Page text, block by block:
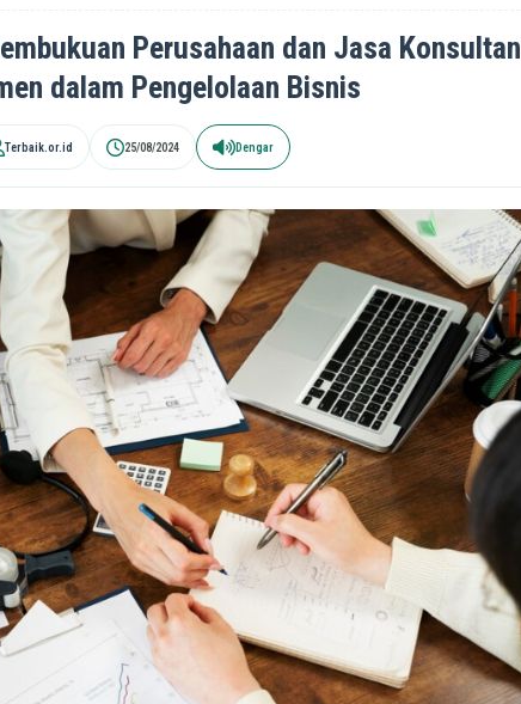
Perusahaan dan Jasa Konsultan
dalam Pengelolaan Bisnis
Terbaik.or.id 25/08/2024 Dengar